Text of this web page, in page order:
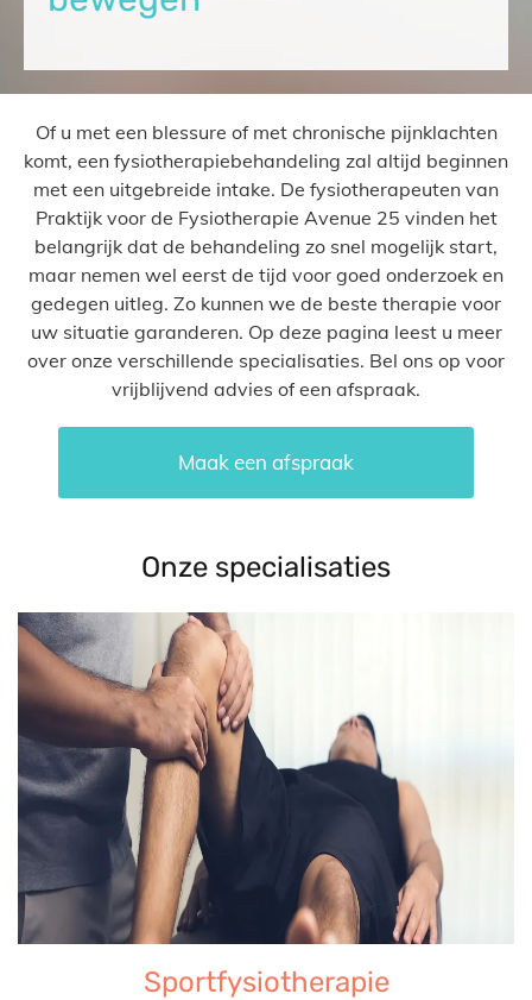
Of u met een blessure of met chronische pijnklachten
komt, een fysiotherapiebehandeling zal altijd beginnen
met een uitgebreide intake. De fysiotherapeuten van
Praktijk voor de Fysiotherapie Avenue 25 vinden het
belangrijk dat de behandeling zo snel mogelijk start,
maar nemen wel eerst de tijd voor goed onderzoek en
gedegen uitleg. Zo kunnen we de beste therapie voor
uw situatie garanderen. Op deze pagina leest u meer
over onze verschillende specialisaties. Bel ons op voor
vrijblijvend advies of een afspraak.
Maak een afspraak
Onze specialisaties
Sportfysiotherapie